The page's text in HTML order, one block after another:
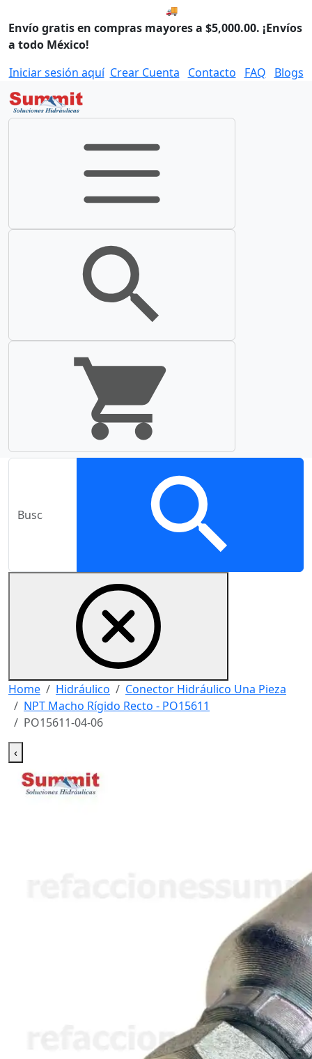
🚚 Envío el Martes, 11 de
Envío gratis en compras mayores a $5,000.00. ¡Envíos
a todo México!
Iniciar sesión aquí Crear Cuenta Contacto FAQ Blogs
Home Hidráulico
Conector Hidráulico Una Pieza
NPT Macho Rígido Recto - PO15611
PO15611-04-06
‹